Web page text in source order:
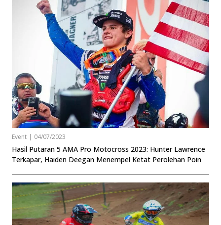
Event | 04/07/2023
Hasil Putaran 5 AMA Pro Motocross 2023: Hunter Lawrence
Terkapar, Haiden Deegan Menempel Ketat Perolehan Poin